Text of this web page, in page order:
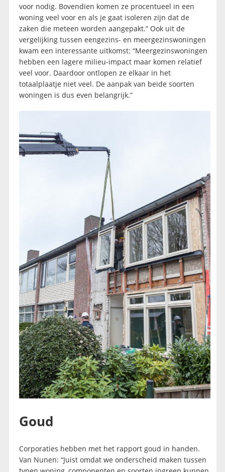
voor nodig. Bovendien komen ze procentueel in een
woning veel voor en als je gaat isoleren zijn dat de
zaken die meteen worden aangepakt.” Ook uit de
vergelijking tussen eengezins- en meergezinswoningen
kwam een interessante uitkomst: “Meergezinswoningen
hebben een lagere milieu-impact maar komen relatief
veel voor. Daardoor ontlopen ze elkaar in het
totaalplaatje niet veel. De aanpak van beide soorten
woningen is dus even belangrijk.”
Goud
Corporaties hebben met het rapport goud in handen.
Van Nunen: “Juist omdat we onderscheid maken tussen